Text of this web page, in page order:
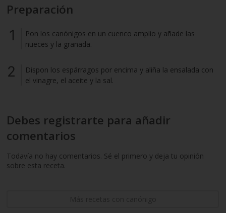
Preparación
Pon los canónigos en un cuenco amplio y añade las
nueces y la granada.
Dispon los espárragos por encima y aliña la ensalada con
el vinagre, el aceite y la sal.
Debes registrarte para añadir
comentarios
Todavía no hay comentarios. Sé el primero y deja tu opinión
sobre esta receta.